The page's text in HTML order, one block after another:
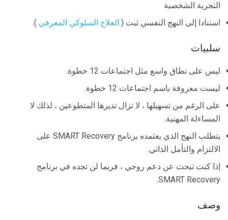
التجربة الشخصية
استنادا إلى النهج النفسي ثبت ( العلاج السلوكي المعرفي ).
سلبيات
ليس على نطاق واسع مثل اجتماعات 12 خطوة.
ليست معروفة باسم اجتماعات 12 خطوة.
على الرغم من تسهيلها ، لا تزال تديرها المتطوعين ، لذلك لا
المساءلة المهنية.
يتطلب النهج الذي يعتمده برنامج SMART Recovery على
الالتزام والتأمل الذاتي.
إذا كنت تبحث عن دعم روحي ، فربما لن تجده في برنامج
SMART Recovery.
وصف